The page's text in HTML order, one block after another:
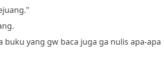
buku yang gw baca juga ga nulis apa-apa